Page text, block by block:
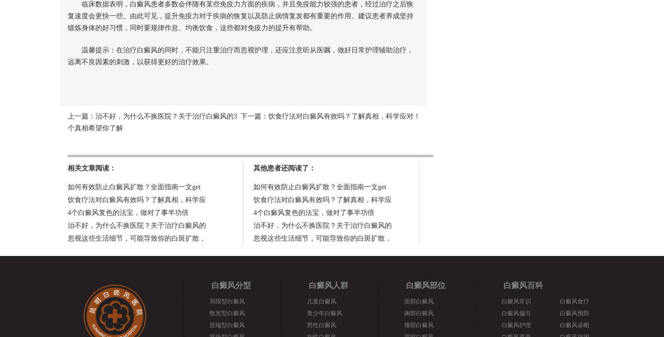
临床数据表明，白癜风患者多数会伴随有某些免疫力方面的疾病，并且免疫能力较强的患者，经过治疗之后恢
复速度会更快一些。由此可见，提升免疫力对于疾病的恢复以及防止病情复发都有重要的作用。建议患者养成坚持
锻炼身体的好习惯，同时要规律作息、均衡饮食，这些都对免疫力的提升有帮助。
温馨提示：在治疗白癜风的同时，不能只注重治疗而忽视护理，还应注意听从医嘱，做好日常护理辅助治疗，
远离不良因素的刺激，以获得更好的治疗效果。
上一篇： 治不好，为什么不换医院？关于治疗白癜风的3
个真相希望你了解
下一篇： 饮食疗法对白癜风有效吗？了解真相，科学应对！
相关文章阅读：
如何有效防止白癜风扩散？全面指南一文get
饮食疗法对白癜风有效吗？了解真相，科学应
4个白癜风复色的法宝，做对了事半功倍
治不好，为什么不换医院？关于治疗白癜风的
忽视这些生活细节，可能导致你的白斑扩散，
其他患者还阅读了：
如何有效防止白癜风扩散？全面指南一文get
饮食疗法对白癜风有效吗？了解真相，科学应
4个白癜风复色的法宝，做对了事半功倍
治不好，为什么不换医院？关于治疗白癜风的
忽视这些生活细节，可能导致你的白斑扩散，
白癜风分型
局限型白癜风
散发型白癜风
肢端型白癜风
白癜风人群
儿童白癜风
青少年白癜风
男性白癜风
白癜风部位
面部白癜风
胸部白癜风
颈部白癜风
白癜风百科
白癜风常识
白癜风偏方
白癜风护理
白癜风食疗
白癜风预防
白癜风诊断